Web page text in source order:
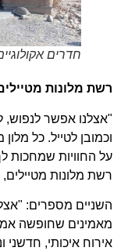
חדרים
רשת מלונות מטיילים:
"אצלנו אפשר לנפוש,
וכמובן לטייל. כל מלון
על החוויות שמחכות לך
רשת מלונות מטיילים,
השניים מספרים:
מאמינים שחופשה
אירוח איכותי, חדשני